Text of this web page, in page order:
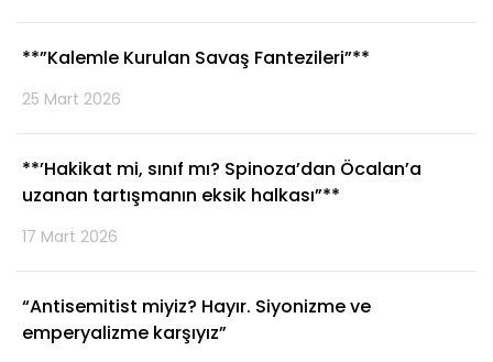
**”Kalemle Kurulan Savaş Fantezileri”**
25 Mart 2026
**’Hakikat mi, sınıf mı? Spinoza’dan Öcalan’a
uzanan tartışmanın eksik halkası”**
17 Mart 2026
“Antisemitist miyiz? Hayır. Siyonizme ve
emperyalizme karşıyız”